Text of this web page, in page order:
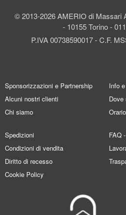
© 2013-2026 AMERIO di Massari
- 10155 Torino -
P.IVA 00738590017 - C.F.
Sponsorizzazioni e Partnership
Alcuni nostri clienti
Chi siamo
Info
Dove
Spedizioni
Condizioni di vendita
Diritto di recesso
Cookie Policy
FAQ